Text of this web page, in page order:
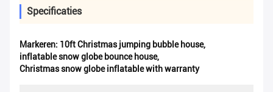
Specificaties
Markeren: 10ft Christmas jumping bubble house,
inflatable snow globe bounce house,
Christmas snow globe inflatable with warranty